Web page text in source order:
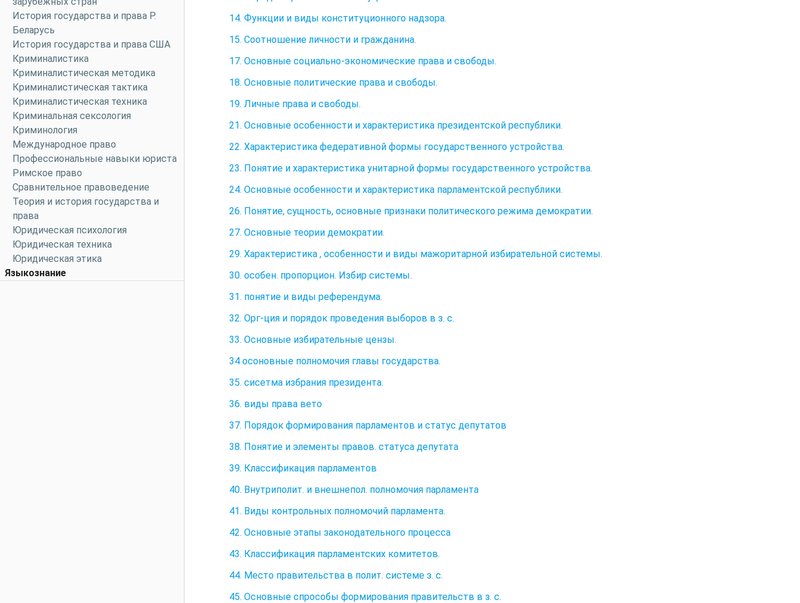
История государства и права Р.
Беларусь
История государства и права США
Криминалистика
Криминалистическая методика
Криминалистическая тактика
Криминалистическая техника
Криминальная сексология
Криминология
Международное право
Профессиональные навыки юриста
Римское право
Сравнительное правоведение
Теория и история государства и
права
Юридическая психология
Юридическая техника
Юридическая этика
Языкознание
14. Функции и виды конституционного надзора.
15. Соотношение личности и гражданина.
17. Основные социально-экономические права и свободы.
18. Основные политические права и свободы.
19. Личные права и свободы.
21. Основные особенности и характеристика президентской республики.
22. Характеристика федеративной формы государственного устройства.
23. Понятие и характеристика унитарной формы государственного устройства.
24. Основные особенности и характеристика парламентской республики.
26. Понятие, сущность, основные признаки политического режима демократии.
27. Основные теории демократии.
29. Характеристика , особенности и виды мажоритарной избирательной системы.
30. особен. пропорцион. Избир системы.
31. понятие и виды референдума.
32. Орг-ция и порядок проведения выборов в з. с.
33. Основные избирательные цензы.
34 осоновные полномочия главы государства.
35. сисетма избрания президента.
36. виды права вето
37. Порядок формирования парламентов и статус депутатов
38. Понятие и элементы правов. статуса депутата
39. Классификация парламентов
40. Внутриполит. и внешнепол. полномочия парламента
41. Виды контрольных полномочий парламента.
42. Основные этапы законодательного процесса
43. Классификация парламентских комитетов.
44. Место правительства в полит. системе з. с.
45. Основные спрособы формирования правительств в з. с.